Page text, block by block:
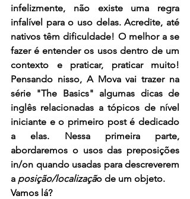
infelizmente, não existe uma regra
infalível para o uso delas. Acredite, até
nativos têm dificuldade! O melhor a se
fazer é entender os usos dentro de um
contexto e praticar, praticar muito!
Pensando nisso, A Mova vai trazer na
série "The Basics" algumas dicas de
inglês relacionadas a tópicos de nível
iniciante e o primeiro post é dedicado
a elas. Nessa primeira parte,
abordaremos o usos das preposições
in/on quando usadas para descreverem
a posição/localização de um objeto.
Vamos lá?